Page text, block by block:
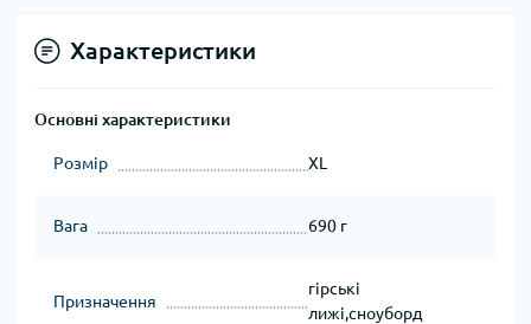
Характеристики
Основні характеристики
Розмір XL
Вага 690 г
Призначення
гірські
лижі,сноуборд